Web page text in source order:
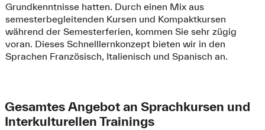
Grundkenntnisse hatten. Durch einen Mix aus
semesterbegleitenden Kursen und Kompaktkursen
während der Semesterferien, kommen Sie sehr zügig
voran. Dieses Schnelllernkonzept bieten wir in den
Sprachen Französisch, Italienisch und Spanisch an.
Gesamtes Angebot an Sprachkursen und
Interkulturellen Trainings